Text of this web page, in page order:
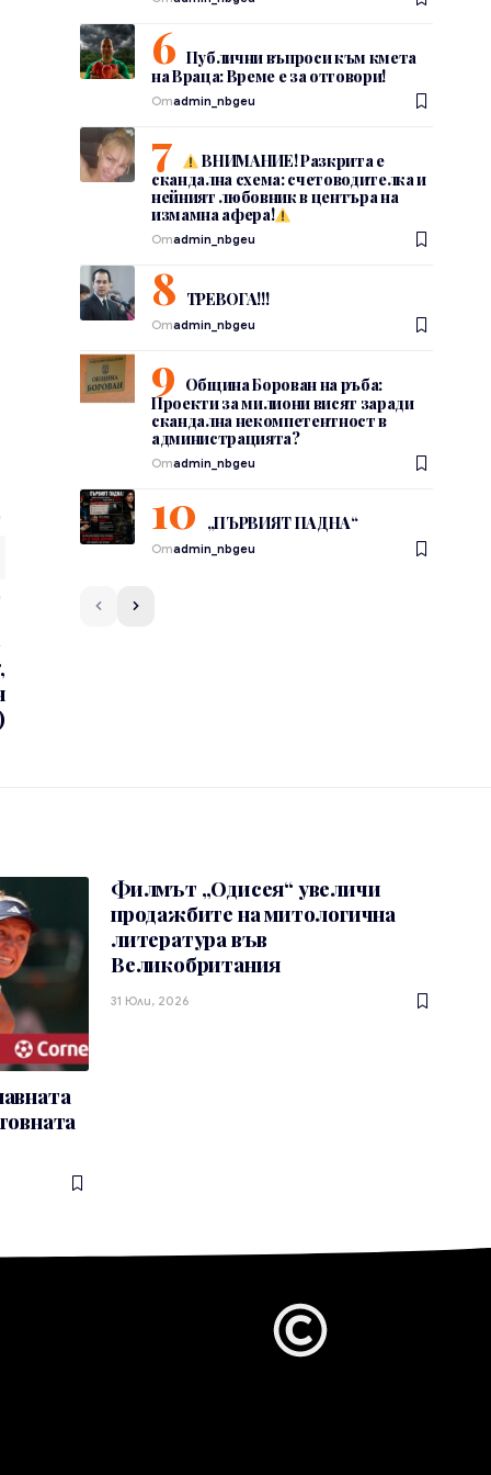
Публични въпроси към кмета
на Враца: Време е за отговори!
Отadmin_nbgeu
ВНИМАНИЕ! Разкрита е
скандална схема: счетоводителка и
нейният любовник в центъра на
измамна афера!
Отadmin_nbgeu
ТРЕВОГА!!!
Отadmin_nbgeu
Община Борован на ръба:
Проекти за милиони висят заради
скандална некомпетентност в
администрацията?
Отadmin_nbgeu
„ПЪРВИЯТ ПАДНА“
Отadmin_nbgeu
Филмът „Одисея“ увеличи
продажбите на митологична
литература във
Великобритания
31 Юли, 2026